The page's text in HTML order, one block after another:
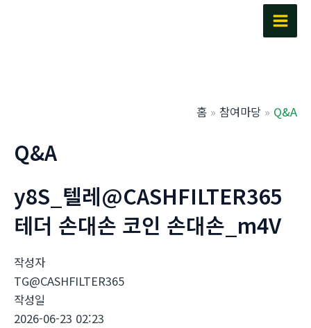
Main
홈 참여마당 Q&A
Q&A
y8S_텔레@CASHFILTER365
테더 손대손 코인 손대손_m4V
작성자
TG@CASHFILTER365
작성일
2026-06-23 02:23